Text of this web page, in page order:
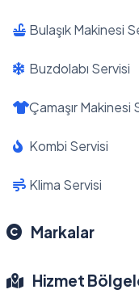
Bulaşık Makinesi
Buzdolabı Servisi
Çamaşır Makinesi
Kombi Servisi
Klima Servisi
Markalar
Hizmet
servis akışıyla
yardımcı